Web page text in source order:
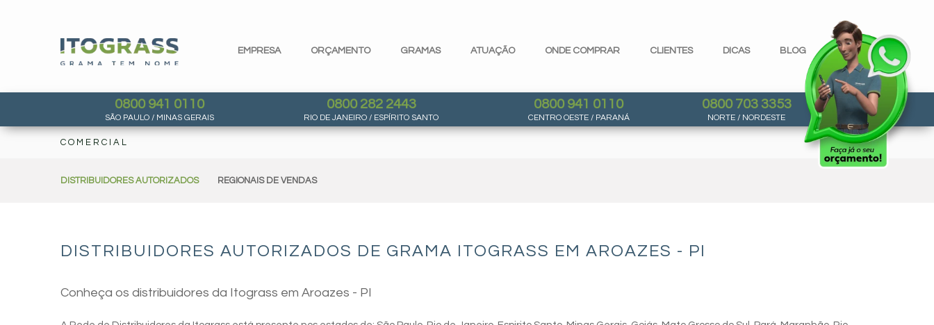
EMPRESA ORÇAMENTO GRAMAS ATUAÇÃO ONDE COMPRAR CLIENTES DICAS BLOG
0800 941 0110
SÃO PAULO / MINAS GERAIS
0800 282 2443
RIO DE JANEIRO / ESPÍRITO SANTO
0800 941 0110
CENTRO OESTE / PARANÁ
0800 703 3353
NORTE / NORDESTE
COMERCIAL
DISTRIBUIDORES AUTORIZADOS REGIONAIS DE VENDAS
DISTRIBUIDORES AUTORIZADOS DE GRAMA ITOGRASS EM AROAZES - PI
Conheça os distribuidores da Itograss em Aroazes - PI